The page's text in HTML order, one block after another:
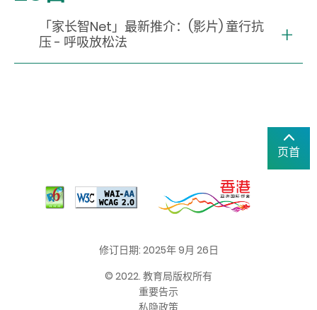
「家长智Net」最新推介：(影片) 童行抗
压 - 呼吸放松法
页首
修订日期: 2025年 9月 26日
© 2022. 教育局版权所有
重要告示